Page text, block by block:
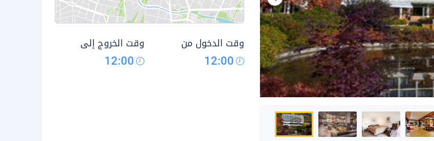
وقت الدخول من
12:00
وقت الخروج إلى
12:00